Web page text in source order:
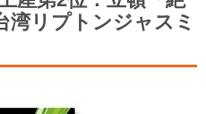
湾リプトンジャスミ